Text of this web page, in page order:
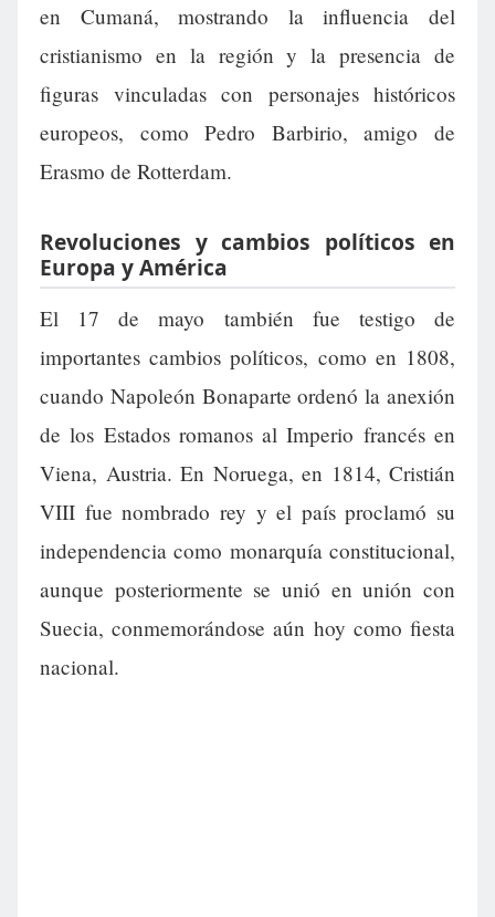
en Cumaná, mostrando la influencia del
cristianismo en la región y la presencia de
figuras vinculadas con personajes históricos
europeos, como Pedro Barbirio, amigo de
Erasmo de Rotterdam.
Revoluciones y cambios políticos en
Europa y América
El 17 de mayo también fue testigo de
importantes cambios políticos, como en 1808,
cuando Napoleón Bonaparte ordenó la anexión
de los Estados romanos al Imperio francés en
Viena, Austria. En Noruega, en 1814, Cristián
VIII fue nombrado rey y el país proclamó su
independencia como monarquía constitucional,
aunque posteriormente se unió en unión con
Suecia, conmemorándose aún hoy como fiesta
nacional.